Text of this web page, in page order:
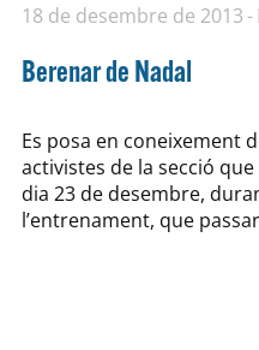
18 de desembre de 2013
Berenar de Nadal
Es posa en coneixement
activistes de la secció
dia 23 de desembre,
l’entrenament, que